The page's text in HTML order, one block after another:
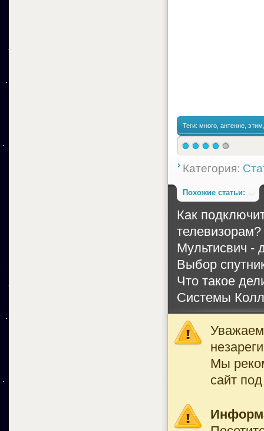
Теги: много, антенне, этим
Категория:
Похожие статьи:
Как
телевизорам?
Мультисвич -
Выбор
Что такое
Системы
Мы
сайт